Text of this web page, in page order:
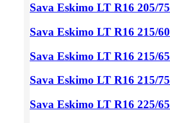
Sava Eskimo LT R16 205/75
Sava Eskimo LT R16 215/60
Sava Eskimo LT R16 215/65
Sava Eskimo LT R16 215/75
Sava Eskimo LT R16 225/65